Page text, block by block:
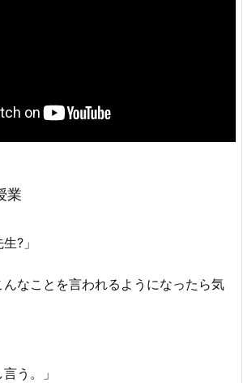
業
?」
なことを言われるようになったら気
う。」